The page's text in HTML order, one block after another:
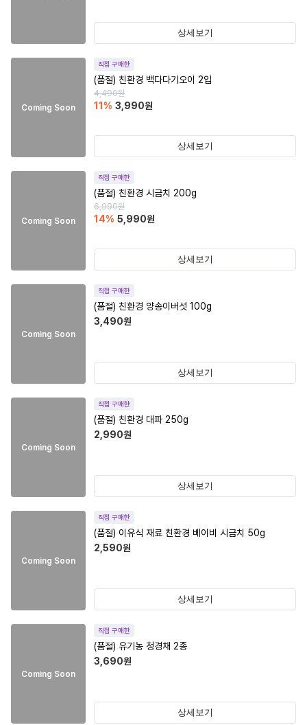
상세보기
Coming Soon
직접 구매한
(품절) 친환경 백다다기오이 2입
4,490원
11 % 3,990원
상세보기
Coming Soon
직접 구매한
(품절) 친환경 시금치 200g
6,990원
14% 5,990원
상세보기
Coming Soon
직접 구매한
(품절) 친환경 양송이버섯 100g
3,490원
상세보기
Coming Soon
직접 구매한
(품절) 친환경 대파 250g
2,990원
상세보기
Coming Soon
직접 구매한
(품절) 이유식 재료 친환경 베이비 시금치 50g
2,590원
상세보기
Coming Soon
직접 구매한
(품절) 유기농 청경채 2종
3,690원
상세보기